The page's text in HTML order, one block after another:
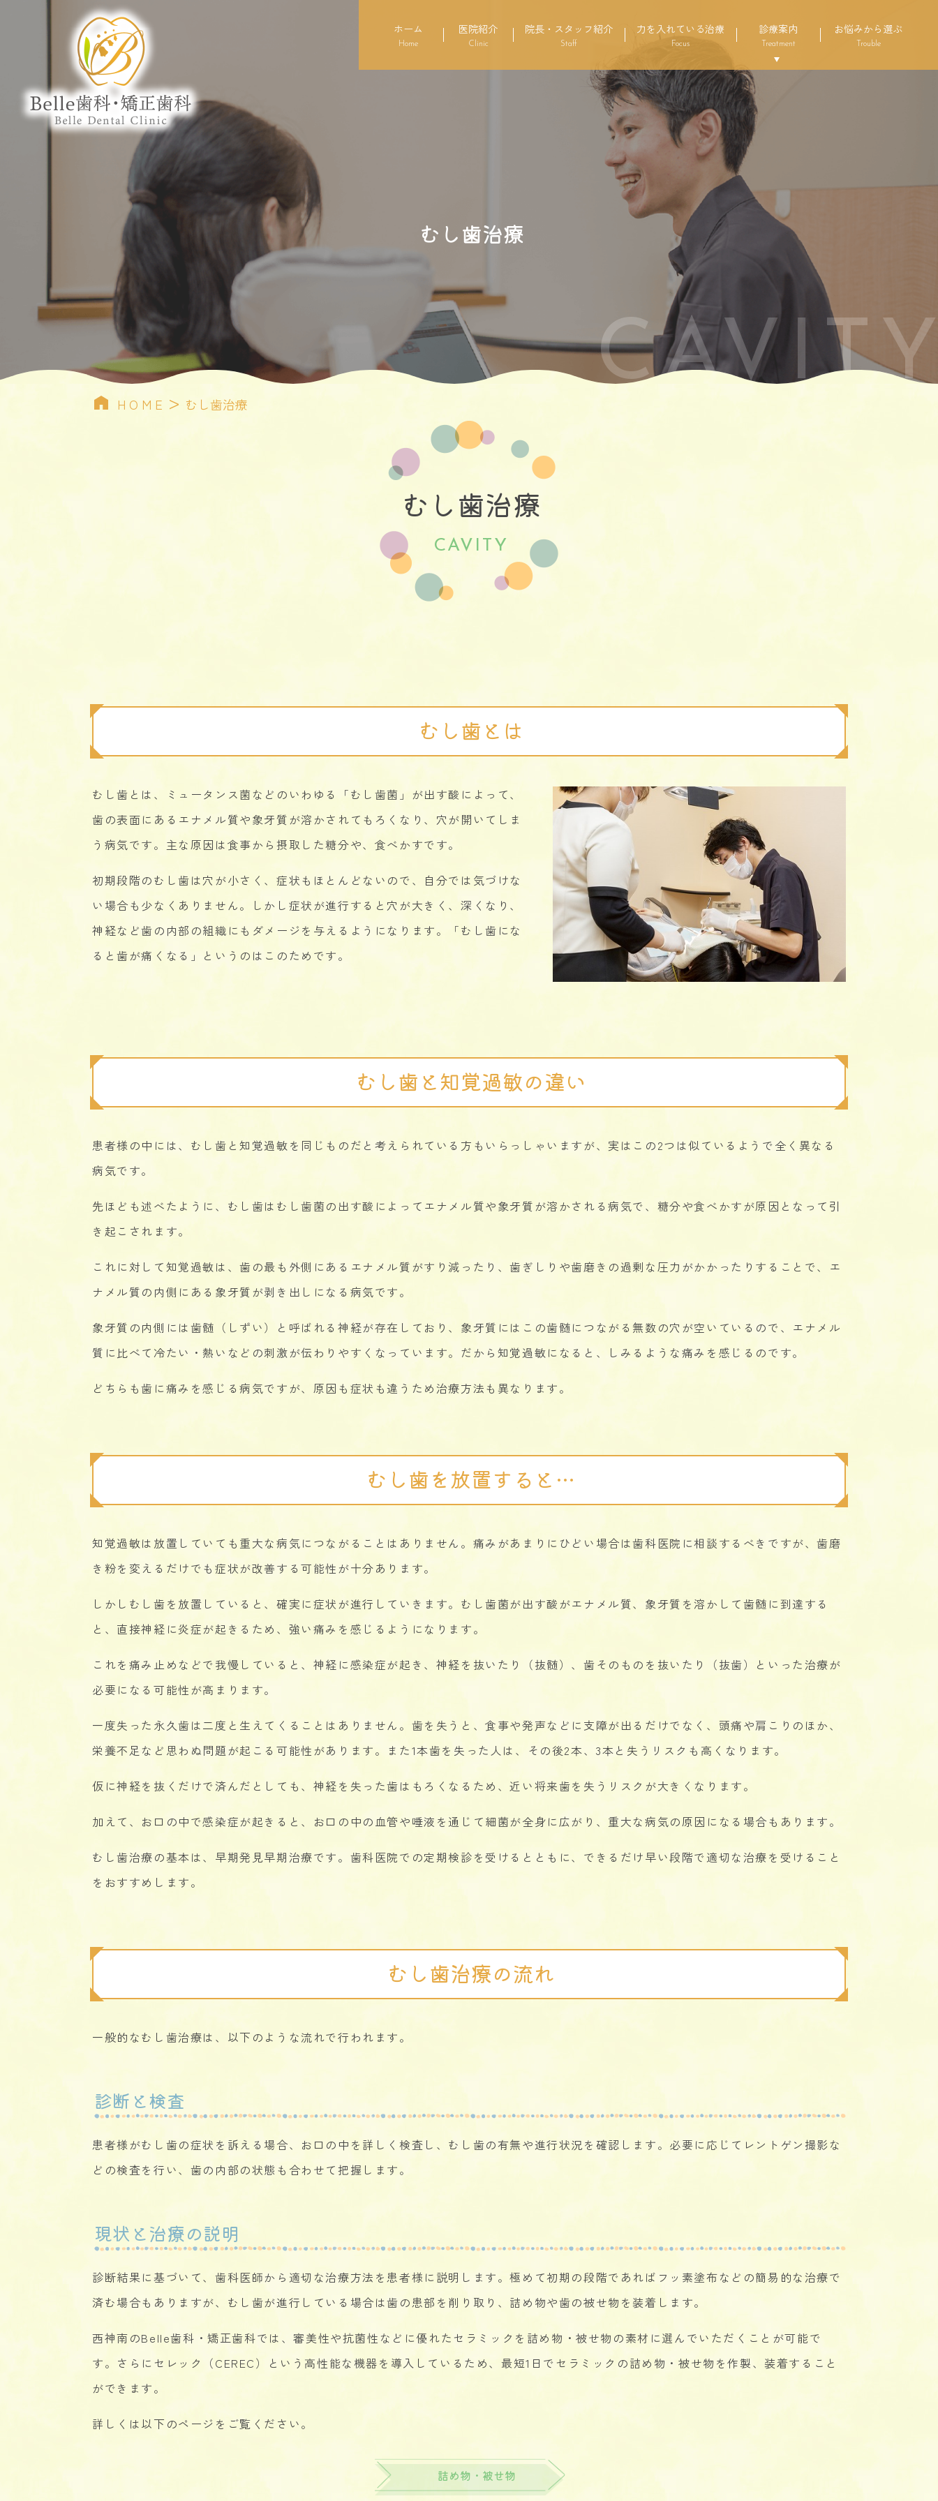
ホーム
Home
医院紹介
Clinic
院長・スタッフ紹介
Staff
力を入れている治療
Focus
診療案内
Treatment
お悩みから選ぶ
Trouble
むし歯治療
HOME > むし歯治療
むし歯治療
CAVITY
むし歯とは
むし歯とは、ミュータンス菌などのいわゆる「むし歯菌」が出す酸によって、
歯の表面にあるエナメル質や象牙質が溶かされてもろくなり、穴が開いてしま
う病気です。主な原因は食事から摂取した糖分や、食べかすです。
初期段階のむし歯は穴が小さく、症状もほとんどないので、自分では気づけな
い場合も少なくありません。しかし症状が進行すると穴が大きく、深くなり、
神経など歯の内部の組織にもダメージを与えるようになります。「むし歯にな
ると歯が痛くなる」というのはこのためです。
むし歯と知覚過敏の違い
患者様の中には、むし歯と知覚過敏を同じものだと考えられている方もいらっしゃいますが、実はこの2つは似ているようで全く異なる
病気です。
先ほども述べたように、むし歯はむし歯菌の出す酸によってエナメル質や象牙質が溶かされる病気で、糖分や食べかすが原因となって引
き起こされます。
これに対して知覚過敏は、歯の最も外側にあるエナメル質がすり減ったり、歯ぎしりや歯磨きの過剰な圧力がかかったりすることで、エ
ナメル質の内側にある象牙質が剥き出しになる病気です。
象牙質の内側には歯髄（しずい）と呼ばれる神経が存在しており、象牙質にはこの歯髄につながる無数の穴が空いているので、エナメル
質に比べて冷たい・熱いなどの刺激が伝わりやすくなっています。だから知覚過敏になると、しみるような痛みを感じるのです。
どちらも歯に痛みを感じる病気ですが、原因も症状も違うため治療方法も異なります。
むし歯を放置すると…
知覚過敏は放置していても重大な病気につながることはありません。痛みがあまりにひどい場合は歯科医院に相談するべきですが、歯磨
き粉を変えるだけでも症状が改善する可能性が十分あります。
しかしむし歯を放置していると、確実に症状が進行していきます。むし歯菌が出す酸がエナメル質、象牙質を溶かして歯髄に到達する
と、直接神経に炎症が起きるため、強い痛みを感じるようになります。
これを痛み止めなどで我慢していると、神経に感染症が起き、神経を抜いたり（抜髄）、歯そのものを抜いたり（抜歯）といった治療が
必要になる可能性が高まります。
一度失った永久歯は二度と生えてくることはありません。歯を失うと、食事や発声などに支障が出るだけでなく、頭痛や肩こりのほか、
栄養不足など思わぬ問題が起こる可能性があります。また1本歯を失った人は、その後2本、3本と失うリスクも高くなります。
仮に神経を抜くだけで済んだとしても、神経を失った歯はもろくなるため、近い将来歯を失うリスクが大きくなります。
加えて、お口の中で感染症が起きると、お口の中の血管や唾液を通じて細菌が全身に広がり、重大な病気の原因になる場合もあります。
むし歯治療の基本は、早期発見早期治療です。歯科医院での定期検診を受けるとともに、できるだけ早い段階で適切な治療を受けること
をおすすめします。
むし歯治療の流れ
一般的なむし歯治療は、以下のような流れで行われます。
診断と検査
患者様がむし歯の症状を訴える場合、お口の中を詳しく検査し、むし歯の有無や進行状況を確認します。必要に応じてレントゲン撮影な
どの検査を行い、歯の内部の状態も合わせて把握します。
現状と治療の説明
診断結果に基づいて、歯科医師から適切な治療方法を患者様に説明します。極めて初期の段階であればフッ素塗布などの簡易的な治療で
済む場合もありますが、むし歯が進行している場合は歯の患部を削り取り、詰め物や歯の被せ物を装着します。
西神南のBelle歯科・矯正歯科では、審美性や抗菌性などに優れたセラミックを詰め物・被せ物の素材に選んでいただくことが可能で
す。さらにセレック（CEREC）という高性能な機器を導入しているため、最短1日でセラミックの詰め物・被せ物を作製、装着すること
ができます。
詳しくは以下のページをご覧ください。
詰め物・被せ物